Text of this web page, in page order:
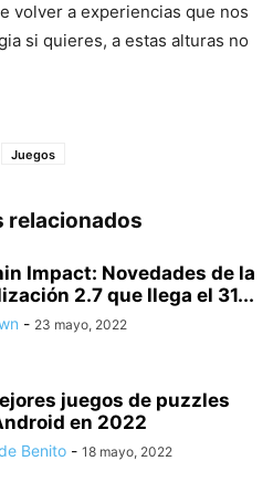
volver a experiencias que nos
si quieres, a estas alturas no
Juegos
relacionados
Impact: Novedades de la
2.7 que llega el 31...
- 23 mayo, 2022
juegos de puzzles
en 2022
Benito - 18 mayo, 2022